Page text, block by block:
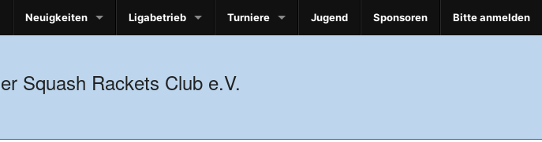
Neuigkeiten Ligabetrieb Turniere Jugend Sponsoren Bitte anmelden
Squash Rackets Club e.V.